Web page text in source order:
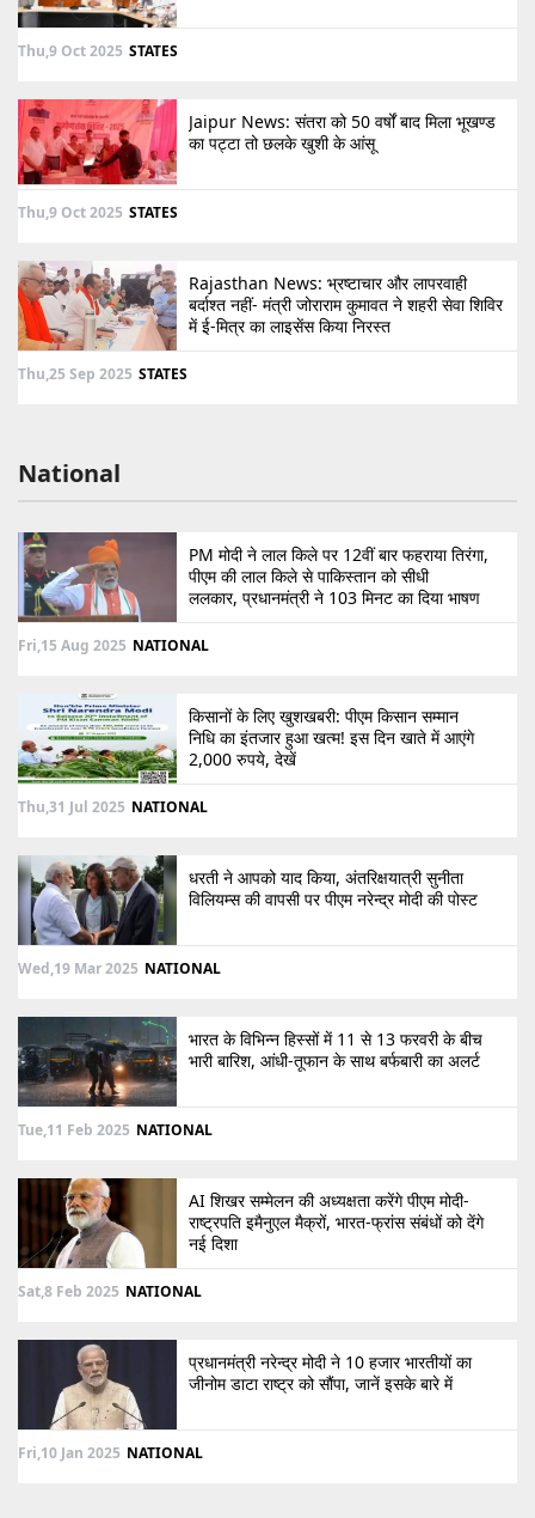
Thu,9 Oct 2025 STATES
Jaipur News: संतरा को 50 वर्षों बाद मिला भूखण्ड
का पट्टा तो छलके खुशी के आंसू
Thu,9 Oct 2025 STATES
Rajasthan News: भ्रष्टाचार और लापरवाही
बर्दाश्त नहीं- मंत्री जोराराम कुमावत ने शहरी सेवा शिविर
में ई-मित्र का लाइसेंस किया निरस्त
Thu,25 Sep 2025 STATES
National
PM मोदी ने लाल किले पर 12वीं बार फहराया तिरंगा,
पीएम की लाल किले से पाकिस्तान को सीधी
ललकार, प्रधानमंत्री ने 103 मिनट का दिया भाषण
Fri,15 Aug 2025 NATIONAL
किसानों के लिए खुशखबरी: पीएम किसान सम्मान
निधि का इंतजार हुआ खत्म! इस दिन खाते में आएंगे
2,000 रुपये, देखें
Thu,31 Jul 2025 NATIONAL
धरती ने आपको याद किया, अंतरिक्षयात्री सुनीता
विलियम्स की वापसी पर पीएम नरेन्द्र मोदी की पोस्ट
Wed,19 Mar 2025 NATIONAL
भारत के विभिन्न हिस्सों में 11 से 13 फरवरी के बीच
भारी बारिश, आंधी-तूफान के साथ बर्फबारी का अलर्ट
Tue,11 Feb 2025 NATIONAL
AI शिखर सम्मेलन की अध्यक्षता करेंगे पीएम मोदी-
राष्ट्रपति इमैनुएल मैक्रों, भारत-फ्रांस संबंधों को देंगे
नई दिशा
Sat,8 Feb 2025 NATIONAL
प्रधानमंत्री नरेन्द्र मोदी ने 10 हजार भारतीयों का
जीनोम डाटा राष्ट्र को सौंपा, जानें इसके बारे में
Fri,10 Jan 2025 NATIONAL